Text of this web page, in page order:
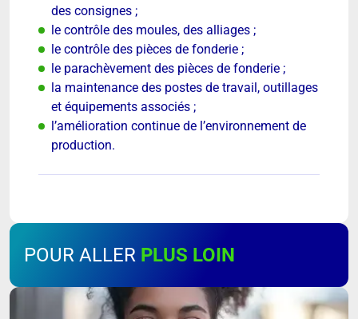
des consignes ;
le contrôle des moules, des alliages ;
le contrôle des pièces de fonderie ;
le parachèvement des pièces de fonderie ;
la maintenance des postes de travail, outillages
et équipements associés ;
l’amélioration continue de l’environnement de
production.
POUR ALLER PLUS LOIN